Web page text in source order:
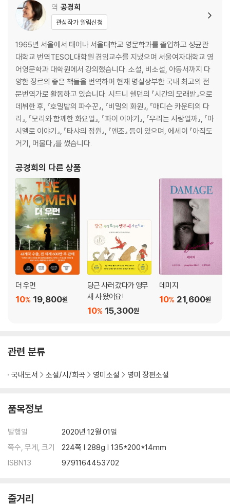
역 공경희
관심작가 알림신청
1965년 서울에서 태어나 서울대학교 영문학과를 졸업하고 성균관
대학교 번역TESOL대학원 겸임교수를 지냈으며 서울여자대학교 영
어영문학과 대학원에서 강의했습니다. 소설, 비소설, 아동서까지 다
양한 장르의 좋은 책들을 번역하며 현재 명실상부한 국내 최고의 전
문번역가로 활동하고 있습니다. 시드니 쉘던의 『시간의 모래밭』으로
데뷔한 후, 『호밀밭의 파수꾼』, 『비밀의 화원』, 『매디슨 카운티의 다
리』, 『모리와 함께한 화요일』, 『파이 이야기』, 『우리는 사랑일까』, 『마
시멜로 이야기』, 『타샤의 정원』, 『엔조』 등이 있으며, 에세이 『아직도
거기, 머물다』를 썼습니다.
공경희의 다른 상품
더 우먼
19,800원
10%
당근 사러 갔다가 앵무
새 사 왔어요!
15,300원
10%
데미지
21,600원
10%
관련 분류
국내도서 소설/시/희곡 영미소설 영미 장편소설
품목정보
발행일
2020년 12월 01일
쪽수, 무게, 크기
224쪽 | 288g | 135*200*14mm
ISBN13
9791164453702
줄거리